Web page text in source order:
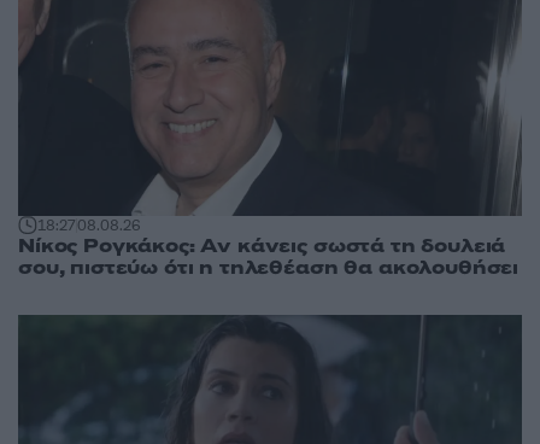
18:2708.08.26
Νίκος Ρογκάκος: Αν κάνεις σωστά τη δουλειά
σου, πιστεύω ότι η τηλεθέαση θα ακολουθήσει